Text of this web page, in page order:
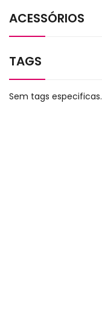
ACESSÓRIOS
TAGS
Sem tags especificas.